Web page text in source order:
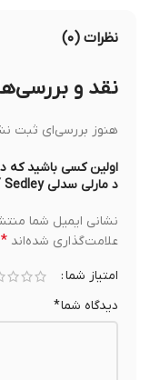
نظرات (۰)
نقد و بررسی‌ها
هنوز بررسی‌ای ثبت نشده
اولین کسی باشید که
د مارلی سدلی PARFUMS de MARLY Sedley”
نشانی ایمیل شما منتشر
علامت‌گذاری شده‌اند*
امتیاز شما
دیدگاه شما*